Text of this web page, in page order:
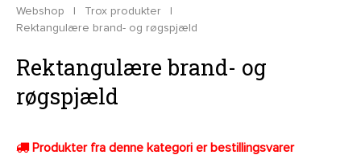
Webshop | Trox produkter
|
Rektangulære brand- og røgspjæld
Rektangulære brand- og
røgspjæld
Produkter fra denne kategori er bestillingsvarer